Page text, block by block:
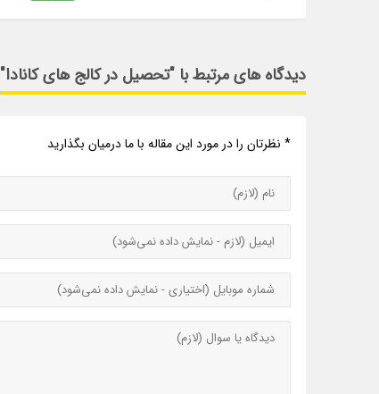
دیدگاه های مرتبط با "تحصیل در کالج های کانادا"
* نظرتان را در مورد این مقاله با ما درمیان بگذارید